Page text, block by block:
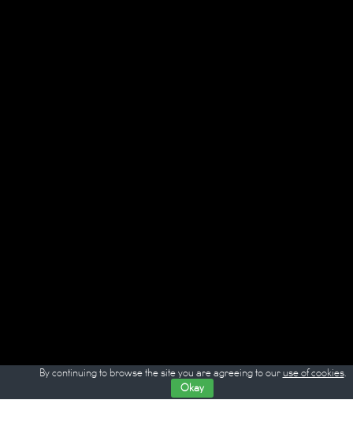
By continuing to browse the site you are agreeing to our use of cookies.
Okay